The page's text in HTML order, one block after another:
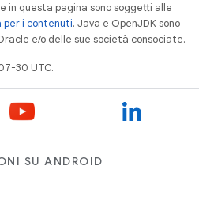
in questa pagina sono soggetti alle
per i contenuti. Java e OpenJDK sono
e/o delle sue società consociate.
30 UTC.
SU ANDROID